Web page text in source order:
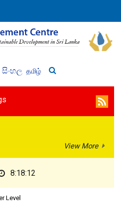
සිංහල தமிழ்
View More
8:18:13
Level